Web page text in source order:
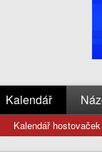
Kalendář
Kalendář hostovaček